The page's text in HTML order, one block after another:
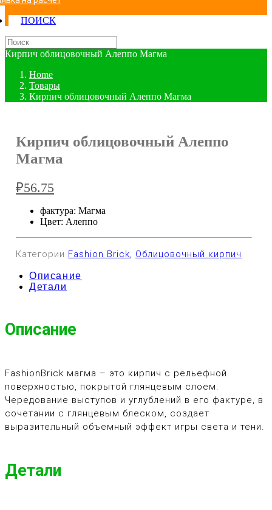
ПОИСК
Кирпич облицовочный Алеппо Магма
Home
Товары
Кирпич облицовочный Алеппо Магма
Кирпич облицовочный Алеппо
Магма
₽56.75
фактура: Магма
Цвет: Алеппо
Категории Fashion Brick Облицовочный кирпич
Описание
Детали
Описание
FashionBrick магма – это кирпич с рельефной
поверхностью, покрытой глянцевым слоем.
Чередование выступов и углублений в его фактуре, в
сочетании с глянцевым блеском, создает
выразительный объемный эффект игры света и тени.
Детали